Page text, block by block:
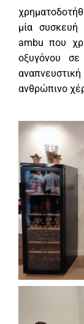
μία συσκευή
ambu που
οξυγόνου σε
ανθρώπινο